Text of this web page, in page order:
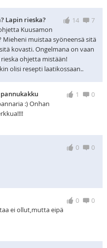
14 7
Lapin rieska?
Kuusamon
Mieheni muistaa syöneensä sitä
kovasti. Ongelmana on vaan
ohjetta mistään!
olisi resepti laatikossaan..
1 0
:) Onhan
0 0
0 0
ei ollut,mutta eipä